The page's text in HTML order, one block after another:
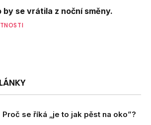
by se vrátila z noční směny.
Proč se říká „je to jak pěst na oko”?